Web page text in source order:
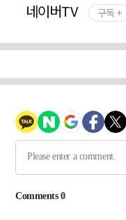
네이버TV 구독 +